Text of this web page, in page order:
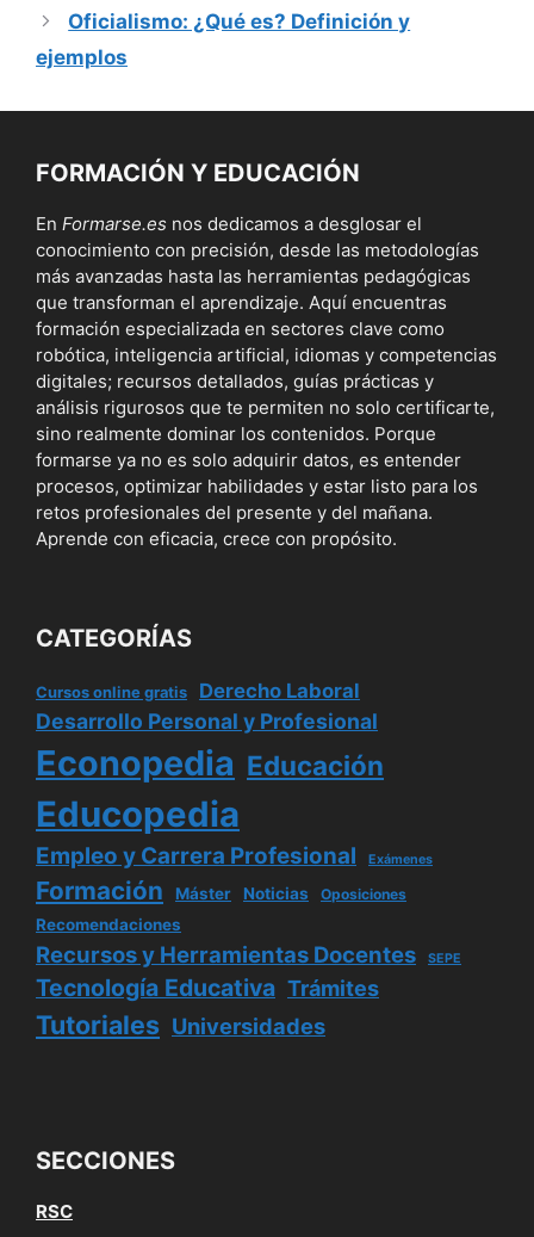
Oficialismo: ¿Qué es? Definición y
ejemplos
FORMACIÓN Y EDUCACIÓN
En Formarse.es nos dedicamos a desglosar el
conocimiento con precisión, desde las metodologías
más avanzadas hasta las herramientas pedagógicas
que transforman el aprendizaje. Aquí encuentras
formación especializada en sectores clave como
robótica, inteligencia artificial, idiomas y competencias
digitales; recursos detallados, guías prácticas y
análisis rigurosos que te permiten no solo certificarte,
sino realmente dominar los contenidos. Porque
formarse ya no es solo adquirir datos, es entender
procesos, optimizar habilidades y estar listo para los
retos profesionales del presente y del mañana.
Aprende con eficacia, crece con propósito.
CATEGORÍAS
Cursos online gratis Derecho Laboral
Desarrollo Personal y Profesional
Econopedia Educación
Educopedia
Empleo y Carrera Profesional Exámenes
Formación Máster Noticias Oposiciones
Recomendaciones
Recursos y Herramientas Docentes SEPE
Tecnología Educativa Trámites
Tutoriales Universidades
SECCIONES
RSC